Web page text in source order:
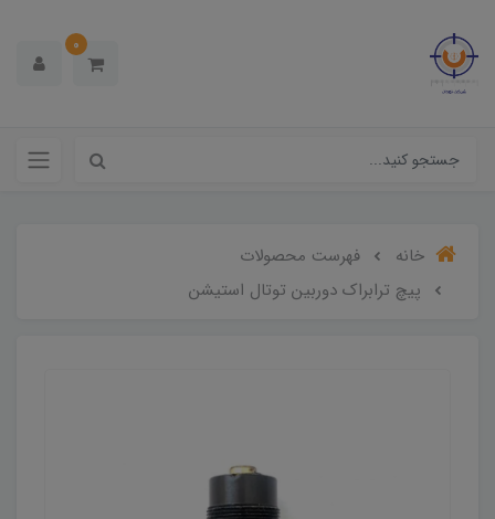
0
خانه
فهرست محصولات
پیچ ترابراک دوربین توتال استیشن